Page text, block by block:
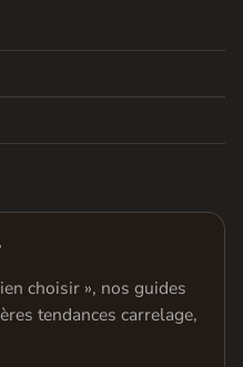
choisir », nos guides
tendances carrelage,